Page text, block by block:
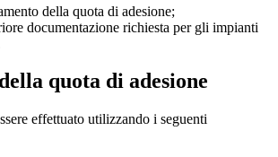
della quota di adesione;
documentazione richiesta per gli impianti
quota di adesione
effettuato utilizzando i seguenti